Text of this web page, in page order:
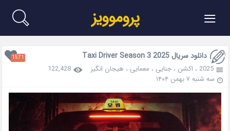
≡ پروموویز
دانلود سریال Taxi Driver Season 3 2025 1571
2025 ، اکشن ،جنایی ، معمایی ، هیجان انگیز
122,428
سه شنبه ۷ بهمن ۱۴۰۴